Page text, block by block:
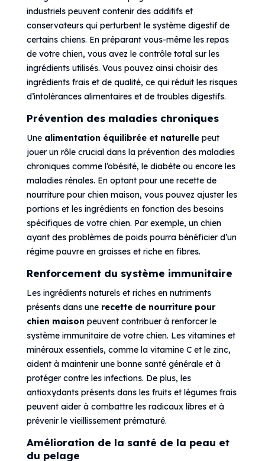
industriels peuvent contenir des additifs et
conservateurs qui perturbent le système digestif de
certains chiens. En préparant vous-même les repas
de votre chien, vous avez le contrôle total sur les
ingrédients utilisés. Vous pouvez ainsi choisir des
ingrédients frais et de qualité, ce qui réduit les risques
d’intolérances alimentaires et de troubles digestifs.
Prévention des maladies chroniques
Une alimentation équilibrée et naturellepeut
jouer un rôle crucial dans la prévention des maladies
chroniques comme l’obésité, le diabète ou encore les
maladies rénales. En optant pour une recette de
nourriture pour chien maison, vous pouvez ajuster les
portions et les ingrédients en fonction des besoins
spécifiques de votre chien. Par exemple, un chien
ayant des problèmes de poids pourra bénéficier d’un
régime pauvre en graisses et riche en fibres.
Renforcement du système immunitaire
Les ingrédients naturels et riches en nutriments
présents dans une recette de nourriture pour
chien maison peuvent contribuer à renforcer le
système immunitaire de votre chien. Les vitamines et
minéraux essentiels, comme la vitamine C et le zinc,
aident à maintenir une bonne santé générale et à
protéger contre les infections. De plus, les
antioxydants présents dans les fruits et légumes frais
peuvent aider à combattre les radicaux libres et à
prévenir le vieillissement prématuré.
Amélioration de la santé de la peau et
du pelage